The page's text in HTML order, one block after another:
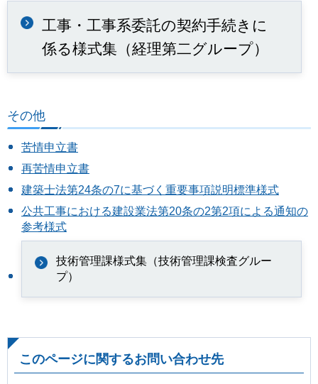
工事・工事系委託の契約手続きに
係る様式集（経理第二グループ）
その他
苦情申立書
再苦情申立書
建築士法第24条の7に基づく重要事項説明標準様式
公共工事における建設業法第20条の2第2項による通知の
参考様式
技術管理課様式集（技術管理課検査グルー
プ）
このページに関するお問い合わせ先